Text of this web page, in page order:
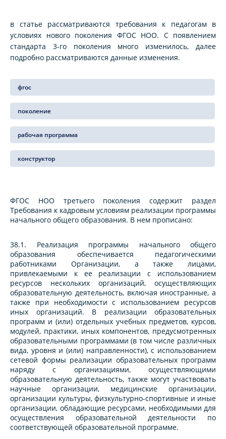
в статье рассматриваются требования к педагогам в
условиях нового поколения ФГОС НОО. С появлением
стандарта 3-го поколения много изменилось, далее
подробно рассматриваются данные изменения.
фгос
поколение
рабочая программа
конструктор
ФГОС НОО третьего поколения содержит раздел
Требования к кадровым условиям реализации программы
начального общего образования. В нем прописано:
38.1. Реализация программы начального общего
образования обеспечивается педагогическими
работниками Организации, а также лицами,
привлекаемыми к ее реализации с использованием
ресурсов нескольких организаций, осуществляющих
образовательную деятельность, включая иностранные, а
также при необходимости с использованием ресурсов
иных организаций. В реализации образовательных
программ и (или) отдельных учебных предметов, курсов,
модулей, практики, иных компонентов, предусмотренных
образовательными программами (в том числе различных
вида, уровня и (или) направленности), с использованием
сетевой формы реализации образовательных программ
наряду с организациями, осуществляющими
образовательную деятельность, также могут участвовать
научные организации, медицинские организации,
организации культуры, физкультурно-спортивные и иные
организации, обладающие ресурсами, необходимыми для
осуществления образовательной деятельности по
соответствующей образовательной программе.